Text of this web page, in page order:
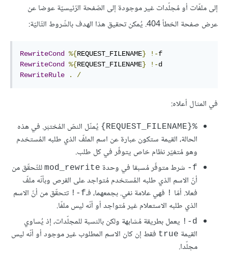
إلى ملفّات أو مُجلّدات غير موجودة إلى الصّفحة الرّئيسيّة عوضا عن
عرض صفحة الخطأ 404. يُمكن تحقيق هذا الهدف بالشّروط التّاليّة:
RewriteCond %{REQUEST_FILENAME} !-
RewriteCond %{REQUEST_FILENAME} !-
RewriteRule
. /
في المثال أعلاه:
%{REQUEST_FILENAME}
يُمثّل النصّ المُختبَر. في هذه
الحالة، القيمة ستكون عبارة عن اسم الملفّ الذي طلبه المُستخدم
وهو مُتغيّر نظام خاص يتوفّر في كل طلب.
f- شرط متوفّر مُسبقا في وحدة mod_rewrite للتّحقّق من
أنّ الاسم الذي طلبه المُستخدم مُتواجد على القرص وبأنّه ملفّ
فعلا. أمّا ! فهي علامة نفي. بجمعهما، فـf-!
تتحقّق من أنّ الاسم
الذي طلبه الاستعلام غير مُتواجد أو أنّه ليس ملفّا.
d-!
يعمل بطريقة مُشابهة ولكن بالنسبة للمجلّدات، إذ يُساوي
القيمة true فقط إن كان الاسم المطلوب غير موجود أو أنّه ليس
مجلّدا.